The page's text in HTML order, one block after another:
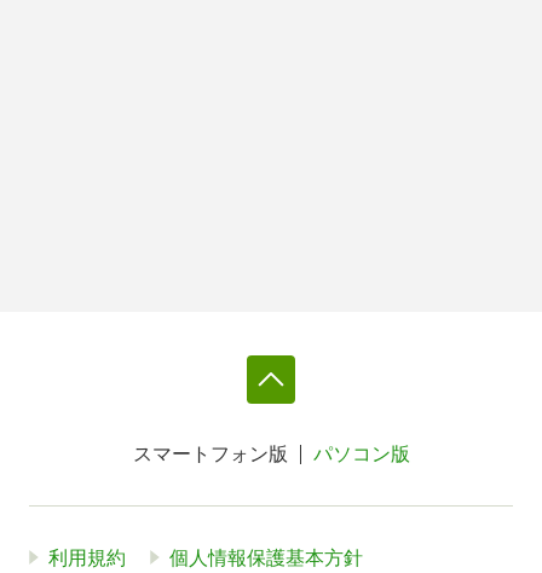
スマートフォン版 パソコン版
利用規約 個人情報保護基本方針